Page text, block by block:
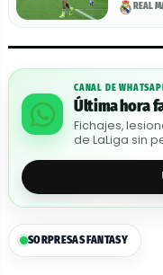
REAL
CANAL DE
Última hora
Fichajes,
de LaLiga sin
SORPRESAS FANTASY